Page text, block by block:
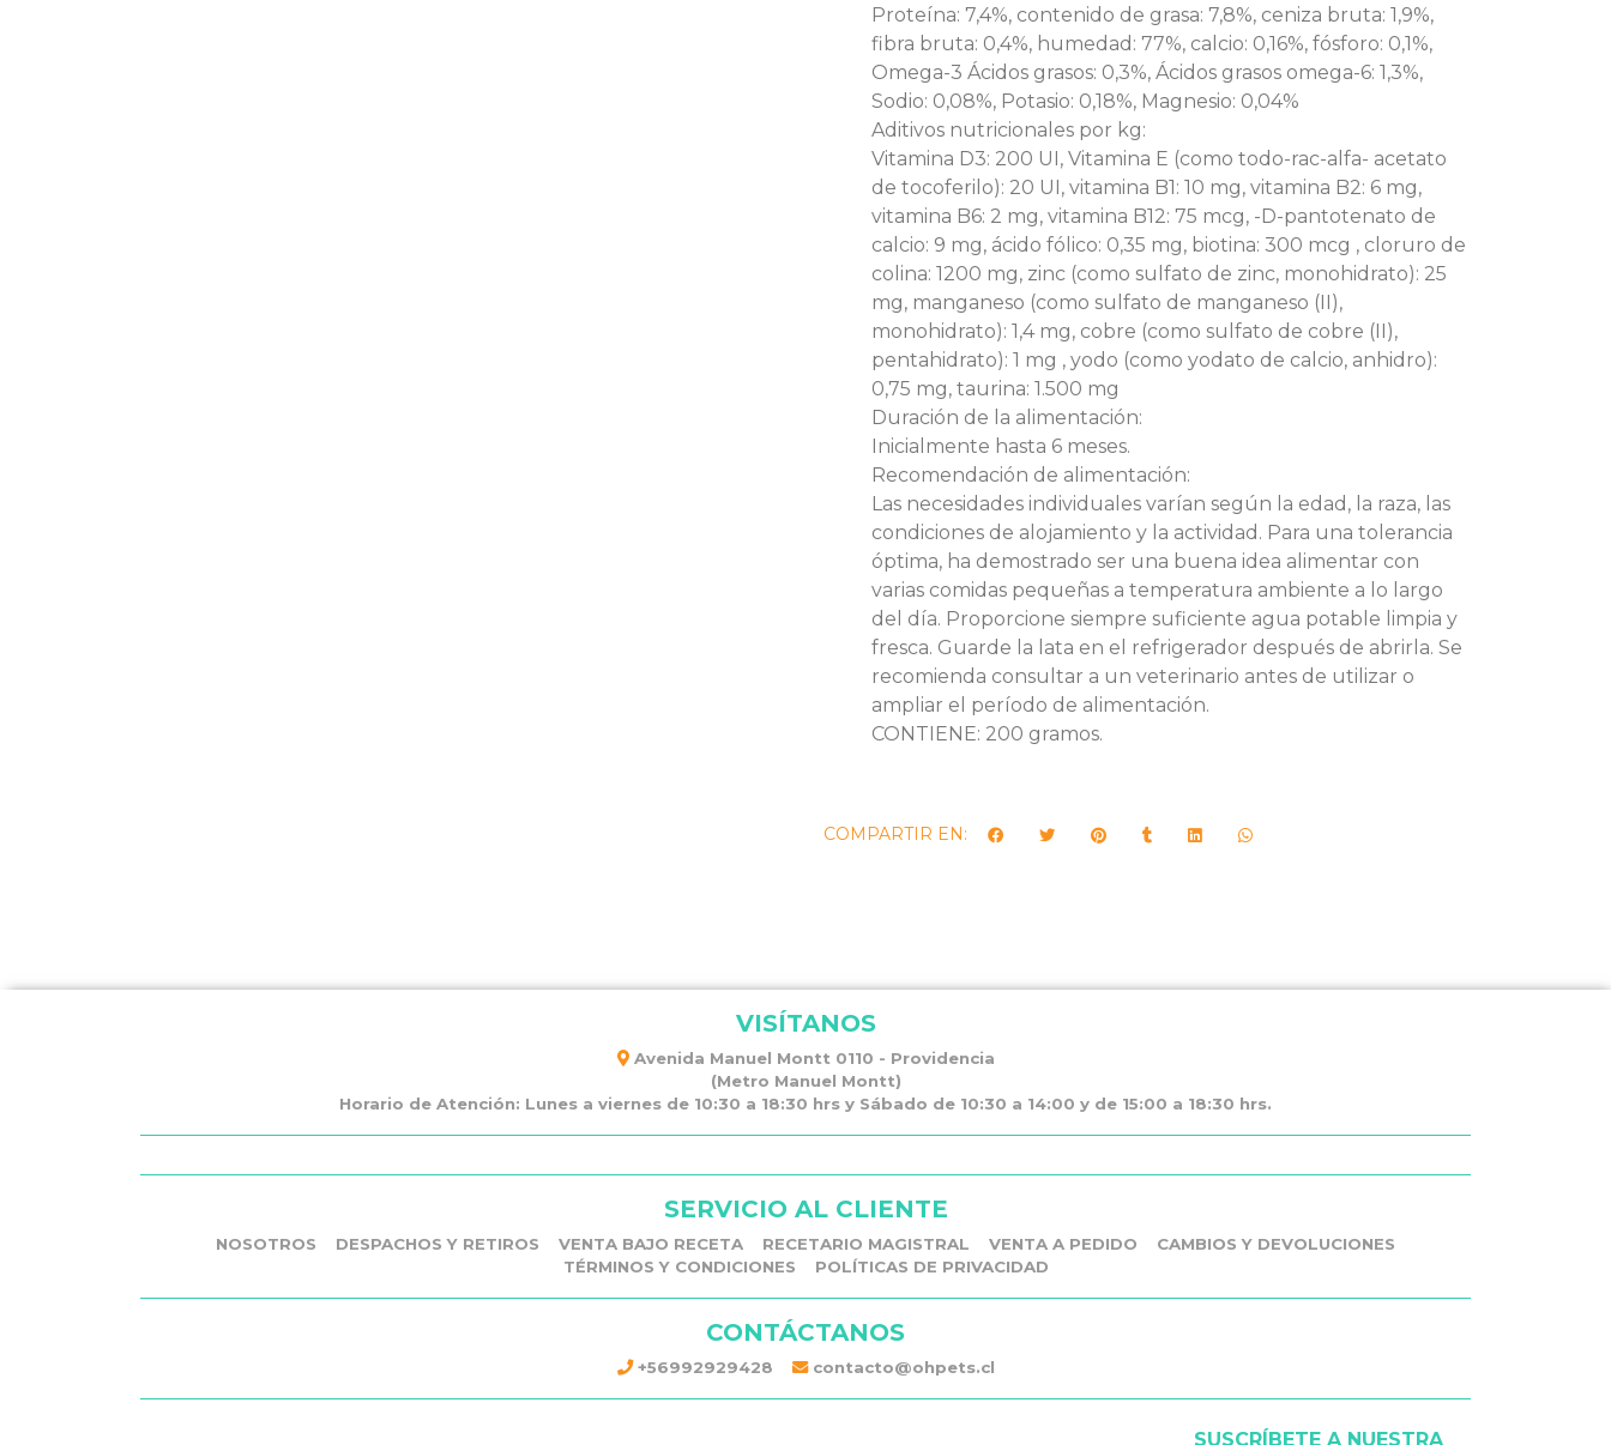
Proteína: 7,4%, contenido de grasa: 7,8%, ceniza bruta: 1,9%,
fibra bruta: 0,4%, humedad: 77%, calcio: 0,16%, fósforo: 0,1%,
Omega-3 Ácidos grasos: 0,3%, Ácidos grasos omega-6: 1,3%,
Sodio: 0,08%, Potasio: 0,18%, Magnesio: 0,04%
Aditivos nutricionales por kg:
Vitamina D3: 200 UI, Vitamina E (como todo-rac-alfa- acetato
de tocoferilo): 20 UI, vitamina B1: 10 mg, vitamina B2: 6 mg,
vitamina B6: 2 mg, vitamina B12: 75 mcg, -D-pantotenato de
calcio: 9 mg, ácido fólico: 0,35 mg, biotina: 300 mcg , cloruro de
colina: 1200 mg, zinc (como sulfato de zinc, monohidrato): 25
mg, manganeso (como sulfato de manganeso (II),
monohidrato): 1,4 mg, cobre (como sulfato de cobre (II),
pentahidrato): 1 mg , yodo (como yodato de calcio, anhidro):
0,75 mg, taurina: 1.500 mg
Duración de la alimentación:
Inicialmente hasta 6 meses.
Recomendación de alimentación:
Las necesidades individuales varían según la edad, la raza, las
condiciones de alojamiento y la actividad. Para una tolerancia
óptima, ha demostrado ser una buena idea alimentar con
varias comidas pequeñas a temperatura ambiente a lo largo
del día. Proporcione siempre suficiente agua potable limpia y
fresca. Guarde la lata en el refrigerador después de abrirla. Se
recomienda consultar a un veterinario antes de utilizar o
ampliar el período de alimentación.
CONTIENE: 200 gramos.
COMPARTIR EN:
VISÍTANOS
Avenida Manuel Montt 0110 - Providencia
(Metro Manuel Montt)
Horario de Atención: Lunes a viernes de 10:30 a 18:30 hrs y Sábado de 10:30 a 14:00 y de 15:00 a 18:30 hrs.
SERVICIO AL CLIENTE
NOSOTROS DESPACHOS Y RETIROS VENTA BAJO RECETA RECETARIO MAGISTRAL VENTA A PEDIDO
CAMBIOS Y DEVOLUCIONES
TÉRMINOS Y CONDICIONES
POLÍTICAS DE PRIVACIDAD
CONTÁCTANOS
+56992929428 contacto@ohpets.cl
SUSCRÍBETE A NUESTRA